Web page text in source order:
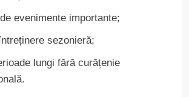
evenimente importante;
sezonieră;
lungi fără curățenie